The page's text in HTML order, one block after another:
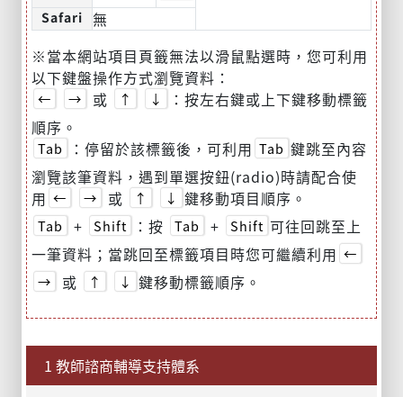
Safari
無
※當本網站項目頁籤無法以滑鼠點選時，您可利用
以下鍵盤操作方式瀏覽資料：
← → 或 ↑ ↓
：按左右鍵或上下鍵移動標籤
順序。
Tab ：停留於該標籤後，可利用 Tab 鍵跳至內容
瀏覽該筆資料，遇到單選按鈕(radio)時請配合使
用 ← → 或 ↑ ↓ 鍵移動項目順序。
Tab + Shift ：按 Tab + Shift 可往回跳至上
一筆資料；當跳回至標籤項目時您可繼續利用 ←
→
或 ↑ ↓ 鍵移動標籤順序。
1 教師諮商輔導支持體系